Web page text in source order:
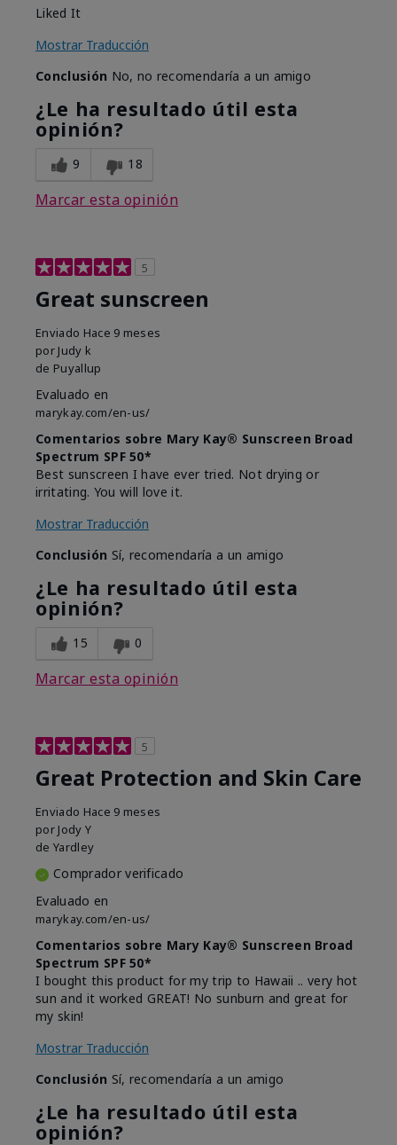
Liked It
Mostrar Traducción
Conclusión No, no recomendaría a un amigo
¿Le ha resultado útil esta
opinión?
9 18
Marcar esta opinión
5
Great sunscreen
Enviado Hace 9 meses
por Judy k
de Puyallup
Evaluado en
marykay.com/en-us/
Comentarios sobre Mary Kay® Sunscreen Broad
Spectrum SPF 50*
Best sunscreen I have ever tried. Not drying or
irritating. You will love it.
Mostrar Traducción
Conclusión Sí, recomendaría a un amigo
¿Le ha resultado útil esta
opinión?
15 0
Marcar esta opinión
5
Great Protection and Skin Care
Enviado Hace 9 meses
por Jody Y
de Yardley
Comprador verificado
Evaluado en
marykay.com/en-us/
Comentarios sobre Mary Kay® Sunscreen Broad
Spectrum SPF 50*
I bought this product for my trip to Hawaii .. very hot
sun and it worked GREAT! No sunburn and great for
my skin!
Mostrar Traducción
Conclusión Sí, recomendaría a un amigo
¿Le ha resultado útil esta
opinión?